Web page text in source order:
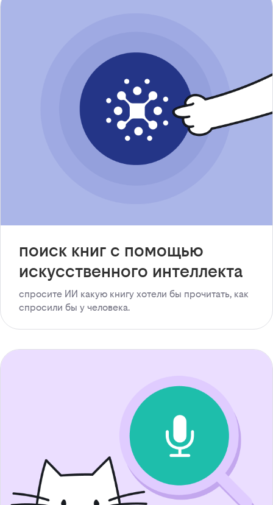
поиск книг с помощью
искусственного интеллекта
спросите ИИ какую книгу хотели бы прочитать, как
спросили бы у человека.